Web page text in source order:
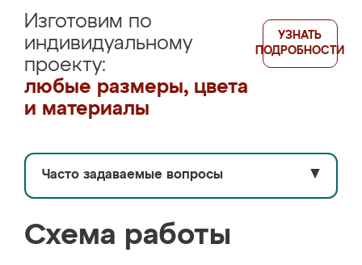
Изготовим по
индивидуальному
проекту:
любые размеры, цвета
и материалы
УЗНАТЬ
ПОДРОБНОСТИ
Часто задаваемые вопросы ▼
Схема работы